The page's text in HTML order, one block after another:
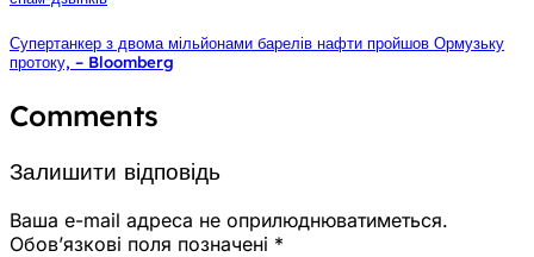
Супертанкер з двома мільйонами барелів нафти пройшов Ормузьку
протоку, – Bloomberg
Comments
Залишити відповідь
Ваша e-mail адреса не оприлюднюватиметься.
Обов’язкові поля позначені *